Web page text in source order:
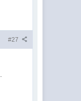
#27